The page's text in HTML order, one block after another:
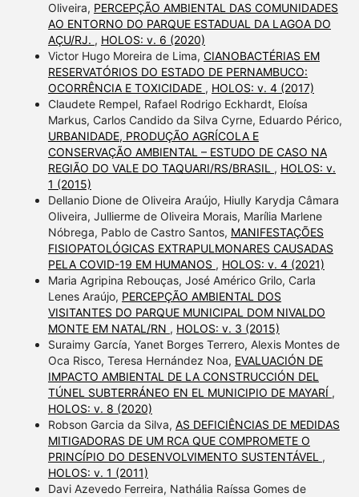
Oliveira, PERCEPÇÃO AMBIENTAL DAS COMUNIDADES
AO ENTORNO DO PARQUE ESTADUAL DA LAGOA DO
AÇU/RJ. , HOLOS: v. 6 (2020)
Victor Hugo Moreira de Lima, CIANOBACTÉRIAS EM
RESERVATÓRIOS DO ESTADO DE PERNAMBUCO:
OCORRÊNCIA E TOXICIDADE , HOLOS: v. 4 (2017)
Claudete Rempel, Rafael Rodrigo Eckhardt, Eloísa
Markus, Carlos Candido da Silva Cyrne, Eduardo Périco,
URBANIDADE, PRODUÇÃO AGRÍCOLA E
CONSERVAÇÃO AMBIENTAL – ESTUDO DE CASO NA
REGIÃO DO VALE DO TAQUARI/RS/BRASIL , HOLOS: v.
1 (2015)
Dellanio Dione de Oliveira Araújo, Hiully Karydja Câmara
Oliveira, Jullierme de Oliveira Morais, Marília Marlene
Nóbrega, Pablo de Castro Santos, MANIFESTAÇÕES
FISIOPATOLÓGICAS EXTRAPULMONARES CAUSADAS
PELA COVID-19 EM HUMANOS , HOLOS: v. 4 (2021)
Maria Agripina Rebouças, José Américo Grilo, Carla
Lenes Araújo, PERCEPÇÃO AMBIENTAL DOS
VISITANTES DO PARQUE MUNICIPAL DOM NIVALDO
MONTE EM NATAL/RN , HOLOS: v. 3 (2015)
Suraimy García, Yanet Borges Terrero, Alexis Montes de
Oca Risco, Teresa Hernández Noa, EVALUACIÓN DE
IMPACTO AMBIENTAL DE LA CONSTRUCCIÓN DEL
TÚNEL SUBTERRÁNEO EN EL MUNICIPIO DE MAYARÍ ,
HOLOS: v. 8 (2020)
Robson Garcia da Silva, AS DEFICIÊNCIAS DE MEDIDAS
MITIGADORAS DE UM RCA QUE COMPROMETE O
PRINCÍPIO DO DESENVOLVIMENTO SUSTENTÁVEL ,
HOLOS: v. 1 (2011)
Davi Azevedo Ferreira, Nathália Raíssa Gomes de